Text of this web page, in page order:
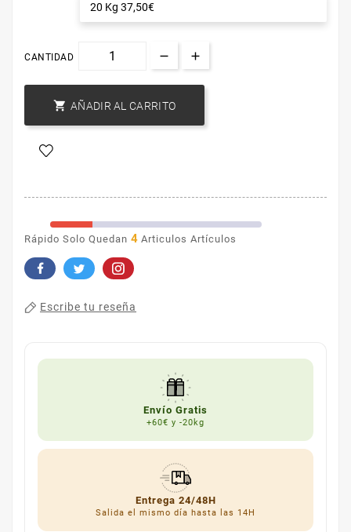
20 Kg 37,50€
CANTIDAD
 AÑADIR AL CARRITO
Rápido Solo Quedan 4 Articulos Artículos
Escribe tu reseña
Envío Gratis
+60€ y -20kg
Entrega 24/48H
Salida el mismo día hasta las 14H